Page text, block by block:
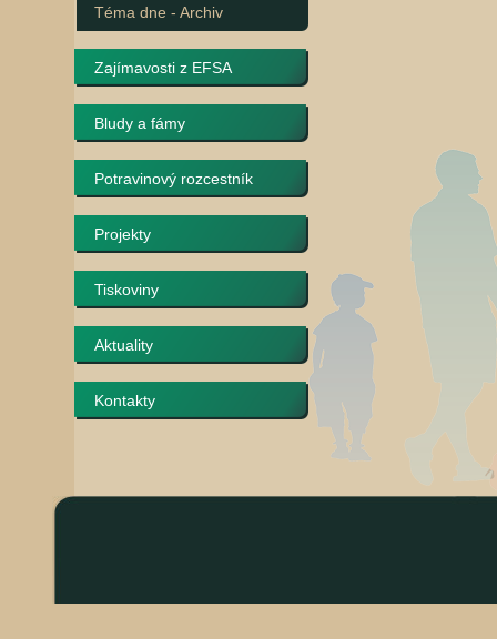
Téma dne - Archiv
Zajímavosti z EFSA
Bludy a fámy
Potravinový rozcestník
Projekty
Tiskoviny
Aktuality
Kontakty